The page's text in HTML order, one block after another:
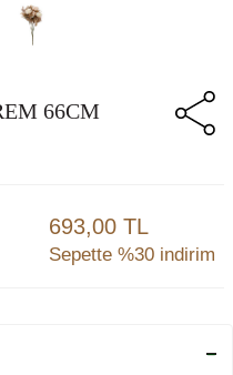
66CM
693,00 TL
Sepette %30 indirim